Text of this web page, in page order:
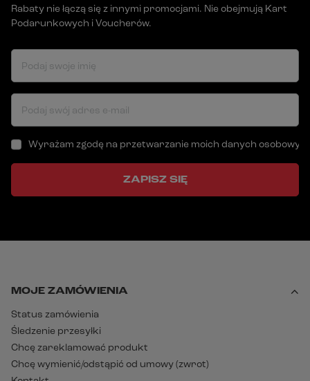
Rabaty nie łączą się z innymi promocjami. Nie obejmują Kart
Podarunkowych i Voucherów.
Podaj swoje imię
Podaj swój adres e-mail
Wyrażam zgodę na przetwarzanie moich danych
ZAPISZ SIĘ
MOJE ZAMÓWIENIA
Status zamówienia
Śledzenie przesyłki
Chcę zareklamować produkt
Chcę wymienić/odstąpić od umowy (zwrot)